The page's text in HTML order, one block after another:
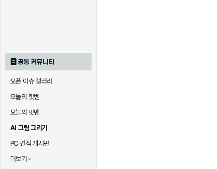
공통 커뮤니티
오픈 이슈 갤러리
오늘의 핫벤
오늘의 팟벤
AI 그림 그리기
PC 견적 게시판
더보기